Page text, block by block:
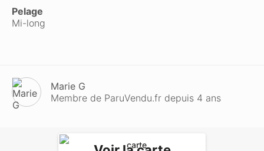
Pelage
Mi-long
Marie G
Membre de ParuVendu.fr depuis 4 ans